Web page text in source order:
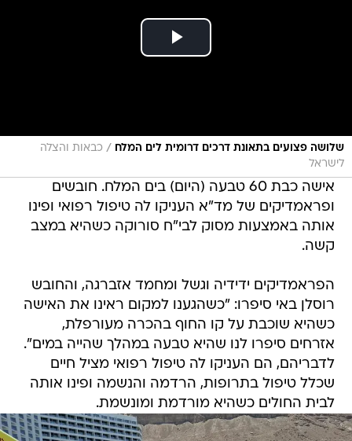
שלושה פצועים בתאונת דרכים דרומית לים המלח / כבאות והצלה
לישראל
אישה כבת 60 טבעה (היום) בים המלח. חובשים
ופראמדיקים של מד"א העניקו לה טיפול רפואי ופינו
אותה באמצעות מסוק לבי"ח סורוקה כשהיא במצב
קשה.
הפראמדיקים ידידיה וגשל ומחמד אזברגה, והחובש
רוסלן באי סיפרו: "כשהגענו למקום ראינו את האישה
כשהיא שוכבת על קו החוף בהכרה מעורפלת,
אזרחים סיפרו לנו שהיא טבעה במהלך שהייה במים".
לדבריהם, הם העניקו לה טיפול רפואי מציל חיים
שכלל טיפול בתרופות, הרדמה והנשמה ופינו אותה
לבית החולים כשהיא מורדמת ומונשמת.